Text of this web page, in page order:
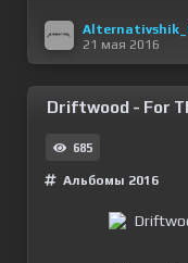
21 мая 2016
Driftwood - For
685
Альбомы 2016